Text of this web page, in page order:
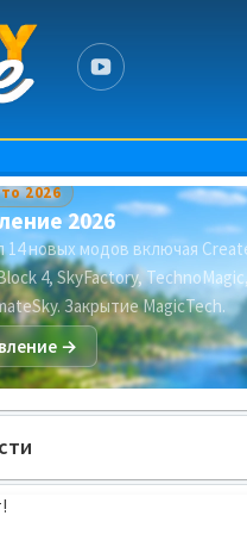
2026
2026
14 новых модов включая
4, SkyFactory,
Закрытие MagicTech.
→